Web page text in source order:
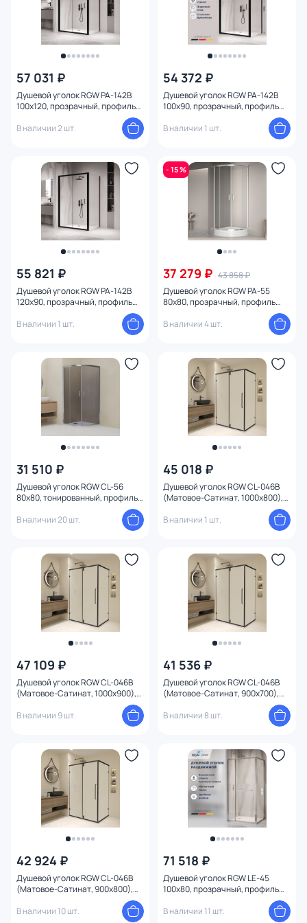
57 031 ₽
Душевой уголок RGW PA-142B
100x120, прозрачный, профиль
В наличии 2 шт.
54 372 ₽
Душевой уголок RGW PA-142B
100x90, прозрачный, профиль
В наличии 1 шт.
55 821 ₽
Душевой уголок RGW PA-142B
120x90, прозрачный, профиль
В наличии 1 шт.
- 15 %
37 279 ₽ 43 858 ₽
Душевой уголок RGW PA-55
80x80, прозрачный, профиль
В наличии 4 шт.
31 510 ₽
Душевой уголок RGW CL-56
80х80, тонированный, профиль
В наличии 20 шт.
45 018 ₽
Душевой уголок RGW CL-046B
(Матовое-Сатинат, 1000x800),
В наличии 1 шт.
47 109 ₽
Душевой уголок RGW CL-046B
(Матовое-Сатинат, 1000x900),
В наличии 9 шт.
41 536 ₽
Душевой уголок RGW CL-046B
(Матовое-Сатинат, 900x700),
В наличии 8 шт.
42 924 ₽
Душевой уголок RGW CL-046B
(Матовое-Сатинат, 900x800),
В наличии 10 шт.
71 518 ₽
Душевой уголок RGW LE-45
100x80, прозрачный, профиль
В наличии 11 шт.